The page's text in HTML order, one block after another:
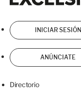
INICIAR SESIÓN
ANÚNCIATE
Directorio